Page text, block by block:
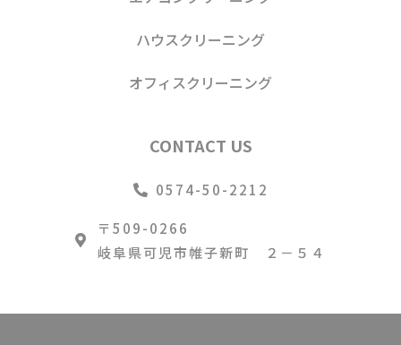
ハウスクリーニング
オフィスクリーニング
CONTACT US
0574-50-2212
〒509-0266
岐阜県可児市帷子新町 ２－５４